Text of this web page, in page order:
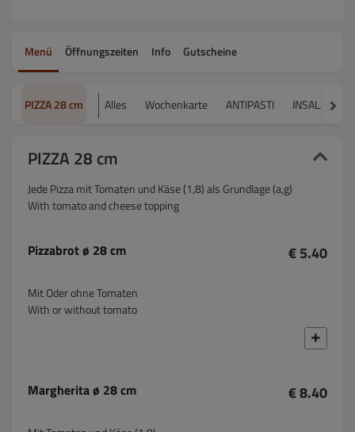
Menü Öffnungszeiten Info Gutscheine
PIZZA 28 cm Alles Wochenkarte ANTIPASTI INSALATE
PIZZA 28 cm
Jede Pizza mit Tomaten und Käse (1,8) als Grundlage (a,g)
With tomato and cheese topping
Pizzabrot ø 28 cm € 5.40
Mit Oder ohne Tomaten
With or without tomato
Margherita ø 28 cm € 8.40